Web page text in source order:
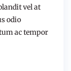
vel at
odio
ac tempor